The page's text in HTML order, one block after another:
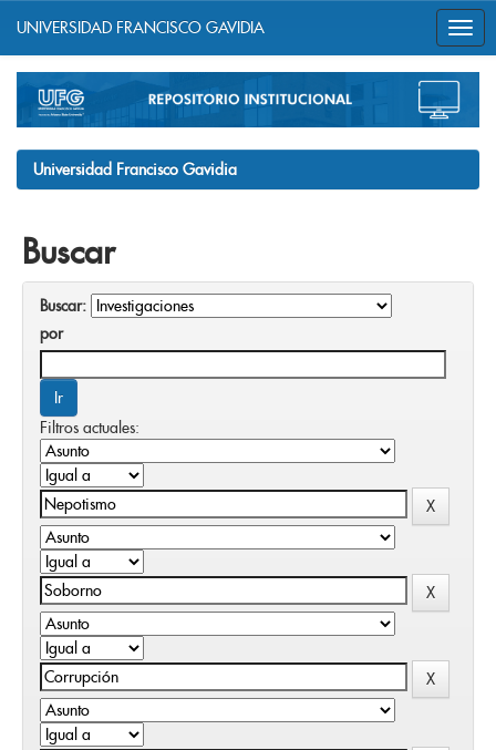
navigation
UNIVERSIDAD FRANCISCO GAVIDIA
Universidad Francisco Gavidia
Buscar
Buscar:
por
Filtros actuales: